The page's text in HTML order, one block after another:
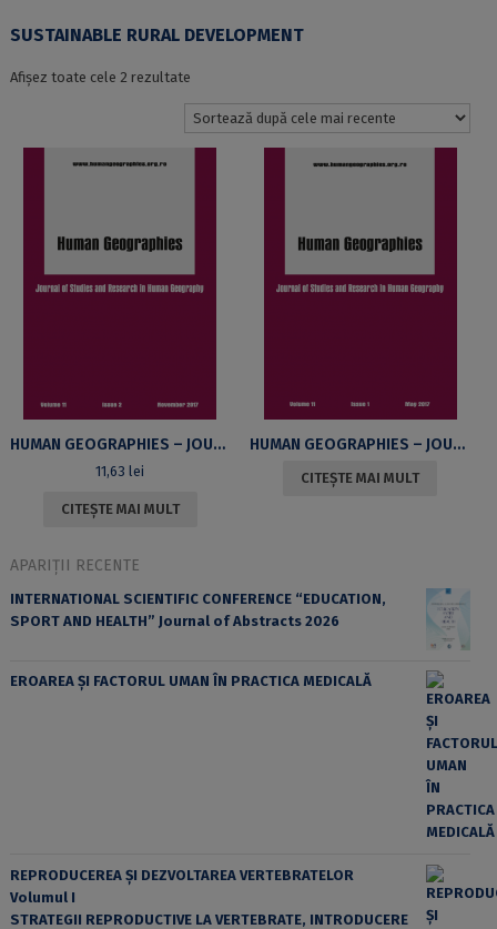
SUSTAINABLE RURAL DEVELOPMENT
Afișez toate cele 2 rezultateSortat
cele
HUMAN GEOGRAPHIES – JOURNAL OF STUDIES AND RESEARCH IN HUMAN GEOGRAPHY, VOLUME 11, ISSUE 2, NOVEMBER 2017
11,63lei
CITEȘTE MAI MULT
HUMAN GEOGRAPHIES – JOURNAL OF STUDIES AND RESEARCH IN HUMAN GEOGRAPHY, VOLUME 11, ISSUE 1, MAI 2017
CITEȘTE MAI MULT
APARIȚII RECENTE
INTERNATIONAL SCIENTIFIC CONFERENCE “EDUCATION,
SPORT AND HEALTH” Journal of Abstracts 2026
EROAREA ȘI FACTORUL UMAN ÎN PRACTICA MEDICALĂ
REPRODUCEREA ȘI DEZVOLTAREA VERTEBRATELOR
Volumul I
STRATEGII REPRODUCTIVE LA VERTEBRATE, INTRODUCERE